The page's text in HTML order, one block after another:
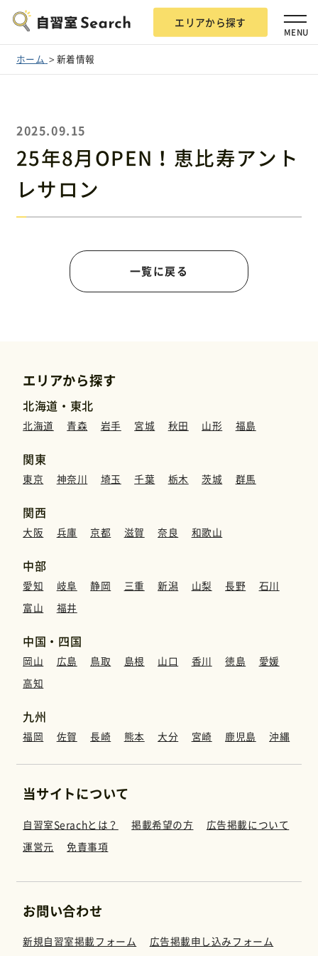
エリアから探す
MENU
自習室Searchとは？
掲載希望の方
広告掲載について
免責事項
お問い合わせ
ホーム 新着情報
2025.09.15
25年8月OPEN！恵比寿アント
レサロン
一覧に戻る
エリアから探す
北海道・東北
北海道 青森 岩手 宮城 秋田 山形 福島
関東
東京 神奈川 埼玉 千葉 栃木 茨城 群馬
関西
大阪 兵庫 京都 滋賀 奈良 和歌山
中部
愛知 岐阜 静岡 三重 新潟 山梨 長野
石川
富山
福井
中国・四国
岡山 広島 鳥取 島根 山口 香川 徳島
愛媛
高知
九州
福岡 佐賀 長崎 熊本 大分 宮崎 鹿児島 沖縄
当サイトについて
自習室Serachとは？ 掲載希望の方
広告掲載について
運営元
免責事項
お問い合わせ
新規自習室掲載フォーム 広告掲載申し込みフォーム